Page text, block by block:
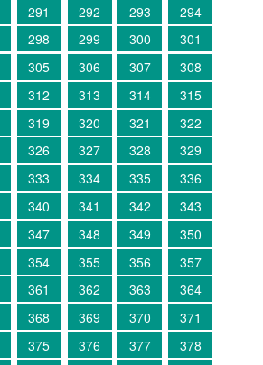
291 292 293
294
298 299 300
301
305 306 307
308
312 313 314
315
319 320 321
322
326 327 328
329
333 334 335
336
340 341 342
343
347 348 349
350
354 355 356
357
361 362 363
364
368 369 370
371
375 376 377
378